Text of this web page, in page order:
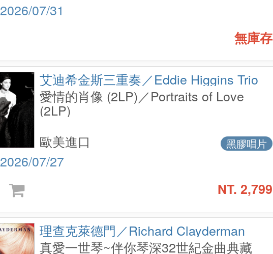
2026/07/31
無庫存
艾迪希金斯三重奏／Eddie Higgins Trio
愛情的肖像 (2LP)／Portraits of Love
(2LP)
2026/07/27
黑膠唱片
歐美進口
NT. 2,799
理查克萊德門／Richard Clayderman
真愛一世琴~伴你琴深32世紀金曲典藏